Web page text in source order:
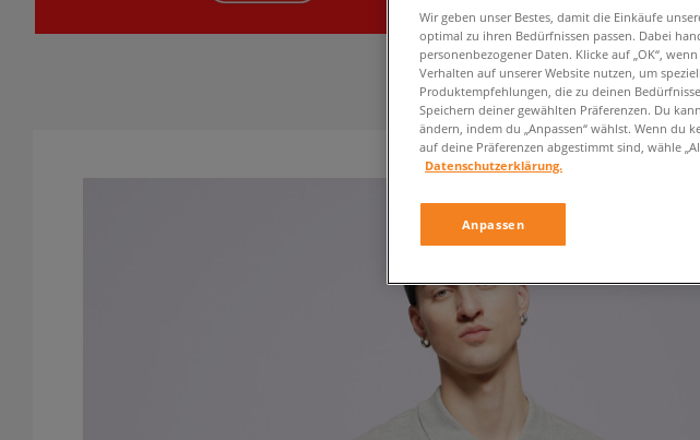
Wir geben unser Bestes, damit die Einkäufe
optimal zu ihren Bedürfnissen passen. Dabei
personenbezogener Daten. Klicke auf „OK“,
Verhalten auf unserer Website nutzen, um
Produktempfehlungen, die zu deinen
Speichern deiner gewählten Präferenzen. Du
ändern, indem du „Anpassen“ wählst. Wenn du
auf deine Präferenzen abgestimmt sind, wähle
Datenschutzerklärung.
Anpassen